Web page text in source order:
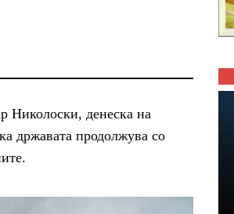
Николоски, денеска на
државата продолжува со